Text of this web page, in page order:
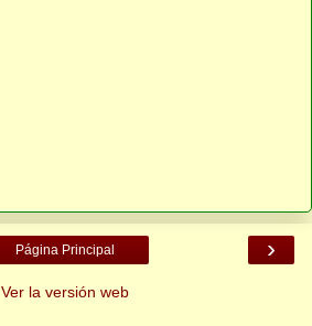
›
Página Principal
Ver la versión web